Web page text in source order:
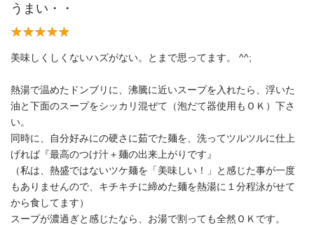
うまい・・
美味しくしくないハズがない。とまで思ってます。 ^^;
熱湯で温めたドンブリに、沸騰に近いスープを入れたら、浮いた
油と下面のスープをシッカリ混ぜて（泡だて器使用もＯＫ）下さ
い。
同時に、自分好みにの硬さに茹でた麺を、洗ってツルツルに仕上
げれば『最高のつけ汁＋麺の出来上がりです』
（私は、熱盛ではないツケ麺を「美味しい！」と感じた事が一度
もありませんので、キチキチに締めた麺を熱湯に１分程泳がせて
から食してます）
スープが濃過ぎと感じたなら、お湯で割っても全然ＯＫです。